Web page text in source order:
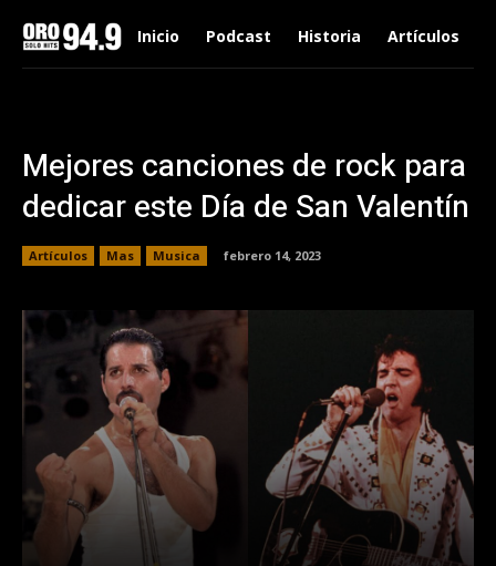
Inicio Podcast Historia Artículos
Mejores canciones de rock para
dedicar este Día de San Valentín
Artículos Mas Musica febrero 14, 2023